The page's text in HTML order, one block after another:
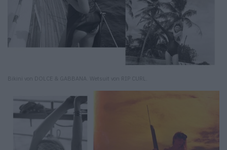
Bikini von DOLCE & GABBANA. Wetsuit von RIP CURL.